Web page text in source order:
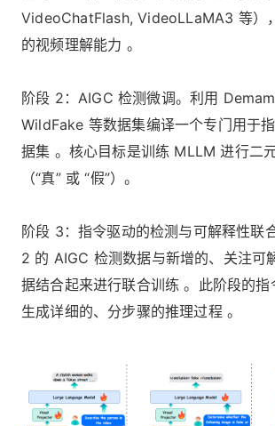
VideoChatFlash, VideoLLaMA3 等）
的视频理解能力 。
阶段 2：AIGC 检测微调。利用
WildFake 等数据集编译一个专门用于
据集 。核心目标是训练 MLLM 进行二
（“真” 或 “假”）。
阶段 3：指令驱动的检测与可解释性联
2 的 AIGC 检测数据与新增的、关注可
据结合起来进行联合训练 。此阶段的指
生成详细的、分步骤的推理过程 。